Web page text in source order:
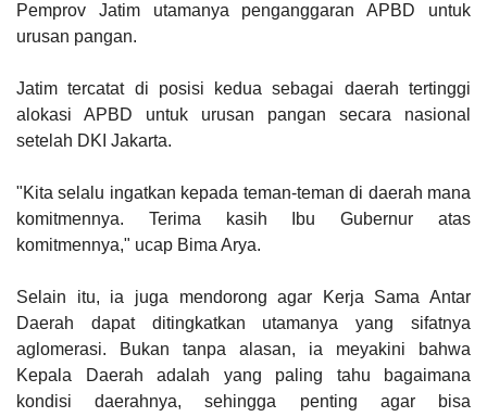
Pemprov Jatim utamanya penganggaran APBD untuk
urusan pangan.
Jatim tercatat di posisi kedua sebagai daerah tertinggi
alokasi APBD untuk urusan pangan secara nasional
setelah DKI Jakarta.
"Kita selalu ingatkan kepada teman-teman di daerah mana
komitmennya. Terima kasih Ibu Gubernur atas
komitmennya," ucap Bima Arya.
Selain itu, ia juga mendorong agar Kerja Sama Antar
Daerah dapat ditingkatkan utamanya yang sifatnya
aglomerasi. Bukan tanpa alasan, ia meyakini bahwa
Kepala Daerah adalah yang paling tahu bagaimana
kondisi daerahnya, sehingga penting agar bisa